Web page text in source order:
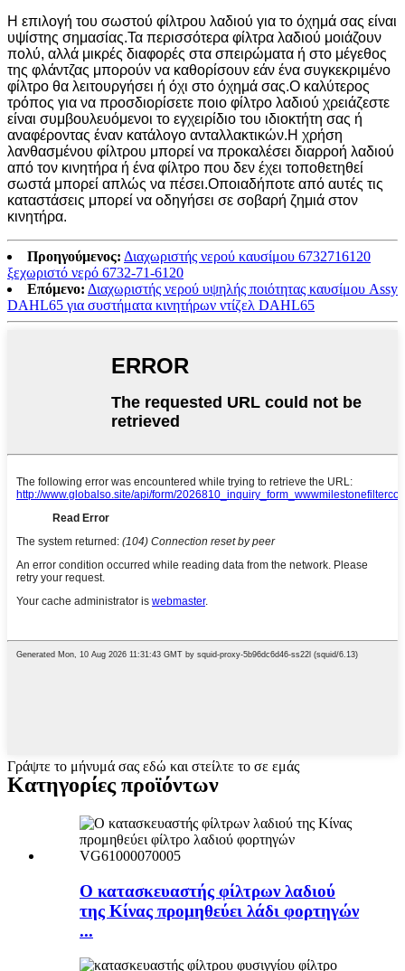
Η επιλογή του σωστού φίλτρου λαδιού για το όχημά σας είναι
υψίστης σημασίας.Τα περισσότερα φίλτρα λαδιού μοιάζουν
πολύ, αλλά μικρές διαφορές στα σπειρώματα ή στο μέγεθος
της φλάντζας μπορούν να καθορίσουν εάν ένα συγκεκριμένο
φίλτρο θα λειτουργήσει ή όχι στο όχημά σας.Ο καλύτερος
τρόπος για να προσδιορίσετε ποιο φίλτρο λαδιού χρειάζεστε
είναι συμβουλευόμενοι το εγχειρίδιο του ιδιοκτήτη σας ή
αναφέροντας έναν κατάλογο ανταλλακτικών.Η χρήση
λανθασμένου φίλτρου μπορεί να προκαλέσει διαρροή λαδιού
από τον κινητήρα ή ένα φίλτρο που δεν έχει τοποθετηθεί
σωστά μπορεί απλώς να πέσει.Οποιαδήποτε από αυτές τις
καταστάσεις μπορεί να οδηγήσει σε σοβαρή ζημιά στον
κινητήρα.
Προηγούμενος: Διαχωριστής νερού καυσίμου 6732716120
ξεχωριστό νερό 6732-71-6120
Επόμενο: Διαχωριστής νερού υψηλής ποιότητας καυσίμου Assy
DAHL65 για συστήματα κινητήρων ντίζελ DAHL65
Γράψτε το μήνυμά σας εδώ και στείλτε το σε εμάς
Κατηγορίες προϊόντων
Ο κατασκευαστής φίλτρων λαδιού
της Κίνας προμηθεύει λάδι φορτηγών
...